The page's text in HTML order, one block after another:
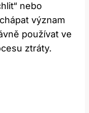
nebo
význam
používat ve
ztráty.